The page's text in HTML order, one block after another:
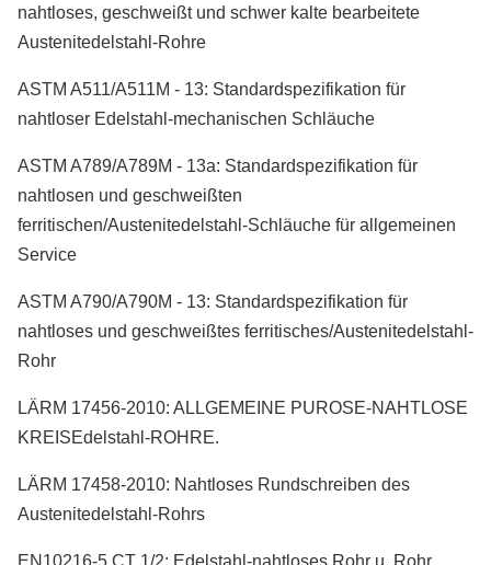
nahtloses, geschweißt und schwer kalte bearbeitete
Austenitedelstahl-Rohre
ASTM A511/A511M - 13: Standardspezifikation für
nahtloser Edelstahl-mechanischen Schläuche
ASTM A789/A789M - 13a: Standardspezifikation für
nahtlosen und geschweißten
ferritischen/Austenitedelstahl-Schläuche für allgemeinen
Service
ASTM A790/A790M - 13: Standardspezifikation für
nahtloses und geschweißtes ferritisches/Austenitedelstahl-
Rohr
LÄRM 17456-2010: ALLGEMEINE PUROSE-NAHTLOSE
KREISEdelstahl-ROHRE.
LÄRM 17458-2010: Nahtloses Rundschreiben des
Austenitedelstahl-Rohrs
EN10216-5 CT 1/2: Edelstahl-nahtloses Rohr u. Rohr